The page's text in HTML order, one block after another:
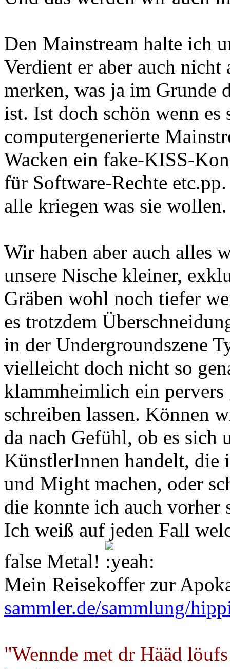
Den Mainstream halte ich
Verdient er aber auch
merken, was ja im Grunde
ist. Ist doch schön wenn
computergenerierte
Wacken ein fake-KISS-
für Software-Rechte
alle kriegen was sie
Wir haben aber auch alles
unsere Nische kleiner,
Gräben wohl noch tiefer
es trotzdem
in der Undergroundszene
vielleicht doch nicht so
klammheimlich ein
schreiben lassen. Können
da nach Gefühl, ob es sich
KünstlerInnen handelt,
und Might machen, oder
die konnte ich auch vorher
Ich weiß auf jeden Fall
false Metal!
Mein Reisekoffer zur
sammler.de/sammlung/
"Wennde met dr Hääd löufs